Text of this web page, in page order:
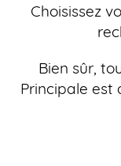
Choisissez
Bien sûr,
Principale est